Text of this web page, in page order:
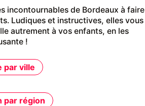
incontournables de Bordeaux à faire
Ludiques et instructives, elles vous
autrement à vos enfants, en les
!
par ville
par région